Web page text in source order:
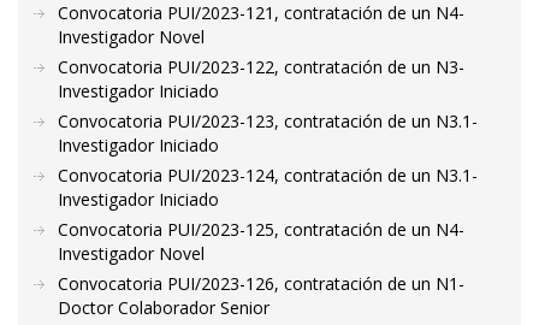
Convocatoria PUI/2023-121, contratación de un N4-
Investigador Novel
Convocatoria PUI/2023-122, contratación de un N3-
Investigador Iniciado
Convocatoria PUI/2023-123, contratación de un N3.1-
Investigador Iniciado
Convocatoria PUI/2023-124, contratación de un N3.1-
Investigador Iniciado
Convocatoria PUI/2023-125, contratación de un N4-
Investigador Novel
Convocatoria PUI/2023-126, contratación de un N1-
Doctor Colaborador Senior